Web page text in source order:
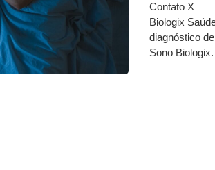
Contato X
Biologix
diagnóstico
Sono Biologix.